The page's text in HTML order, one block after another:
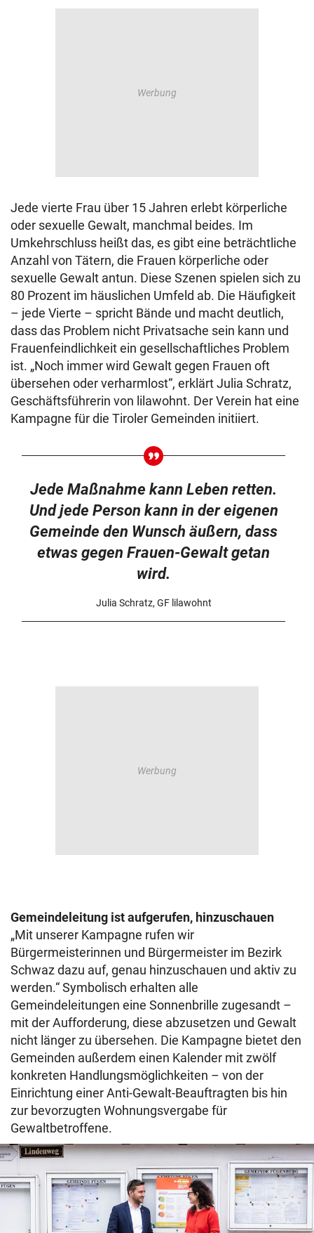
Jede vierte Frau über 15 Jahren erlebt körperliche
oder sexuelle Gewalt, manchmal beides. Im
Umkehrschluss heißt das, es gibt eine beträchtliche
Anzahl von Tätern, die Frauen körperliche oder
sexuelle Gewalt antun. Diese Szenen spielen sich zu
80 Prozent im häuslichen Umfeld ab. Die Häufigkeit
– jede Vierte – spricht Bände und macht deutlich,
dass das Problem nicht Privatsache sein kann und
Frauenfeindlichkeit ein gesellschaftliches Problem
ist. „Noch immer wird Gewalt gegen Frauen oft
übersehen oder verharmlost“, erklärt Julia Schratz,
Geschäftsführerin von lilawohnt. Der Verein hat eine
Kampagne für die Tiroler Gemeinden initiiert.
Jede Maßnahme kann Leben retten.
Und jede Person kann in der eigenen
Gemeinde den Wunsch äußern, dass
etwas gegen Frauen-Gewalt getan
wird.
Julia Schratz, GF lilawohnt
Gemeindeleitung ist aufgerufen, hinzuschauen
„Mit unserer Kampagne rufen wir
Bürgermeisterinnen und Bürgermeister im Bezirk
Schwaz dazu auf, genau hinzuschauen und aktiv zu
werden.“ Symbolisch erhalten alle
Gemeindeleitungen eine Sonnenbrille zugesandt –
mit der Aufforderung, diese abzusetzen und Gewalt
nicht länger zu übersehen. Die Kampagne bietet den
Gemeinden außerdem einen Kalender mit zwölf
konkreten Handlungsmöglichkeiten – von der
Einrichtung einer Anti-Gewalt-Beauftragten bis hin
zur bevorzugten Wohnungsvergabe für
Gewaltbetroffene.